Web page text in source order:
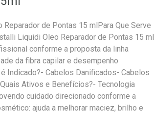
de Pontas 15 mlPara Que Serve
Liquidi Oleo Reparador de Pontas 15 ml
conforme a proposta da linha
da fibra capilar e desempenho
Indicado?- Cabelos Danificados- Cabelos
Ativos e Benefícios?- Tecnologia
cuidado direcionado conforme a
ajuda a melhorar maciez, brilho e